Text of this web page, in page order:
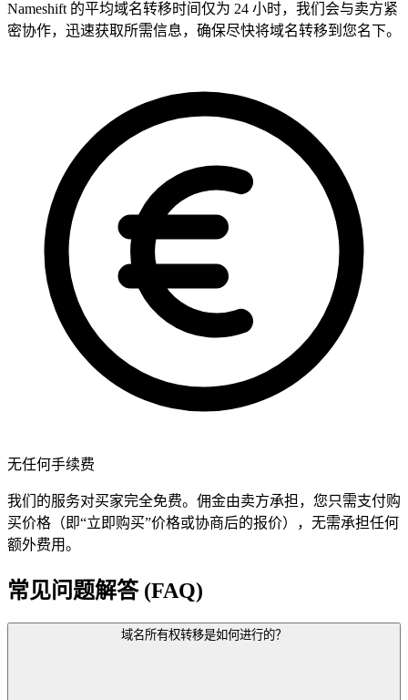
Nameshift 的平均域名转移时间仅为 24 小时，我们会与卖方紧
密协作，迅速获取所需信息，确保尽快将域名转移到您名下。
无任何手续费
我们的服务对买家完全免费。佣金由卖方承担，您只需支付购
买价格（即“立即购买”价格或协商后的报价），无需承担任何
额外费用。
常见问题解答 (FAQ)
域名所有权转移是如何进行的？